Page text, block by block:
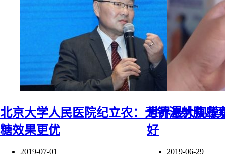
北京大学人民医院纪立农：无针注射胰岛
糖效果更优
2019-07-01
世界最大规模
好
2019-06-29